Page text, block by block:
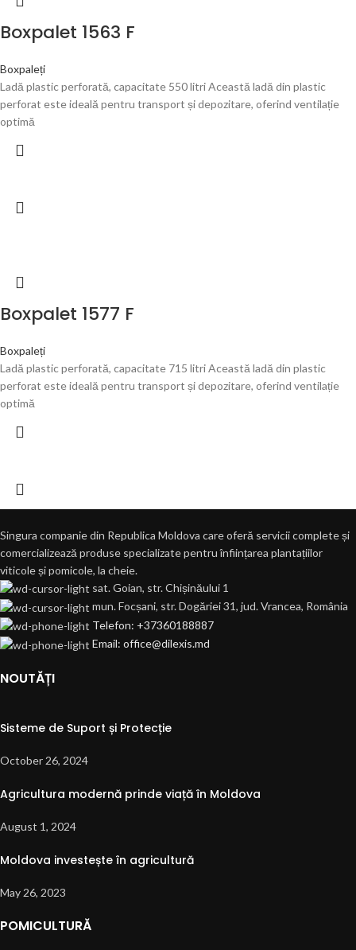
Boxpalet 1563 F
Boxpaleți
Ladă plastic perforată, capacitate 550 litri Această ladă din plastic
perforat este ideală pentru transport și depozitare, oferind ventilație
optimă
Boxpalet 1577 F
Boxpaleți
Ladă plastic perforată, capacitate 715 litri Această ladă din plastic
perforat este ideală pentru transport și depozitare, oferind ventilație
optimă
Singura companie din Republica Moldova care oferă servicii complete și
comercializează produse specializate pentru înființarea plantațiilor
viticole și pomicole, la cheie.
sat. Goian, str. Chișinăului 1
mun. Focșani, str. Dogăriei 31, jud. Vrancea, România
Telefon: +37360188887
Email: office@dilexis.md
NOUTĂȚI
Sisteme de Suport și Protecție
October 26, 2024
Agricultura modernă prinde viață în Moldova
August 1, 2024
Moldova investește în agricultură
May 26, 2023
POMICULTURĂ